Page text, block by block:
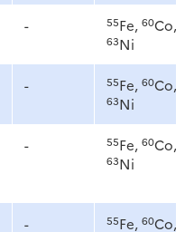
- 55Fe, 60Co,
63Ni
- 55Fe, 60Co,
63Ni
- 55Fe, 60Co,
63Ni
- 55Fe, 60Co,